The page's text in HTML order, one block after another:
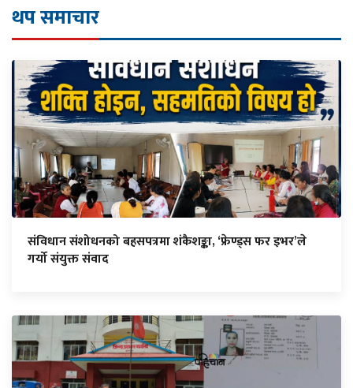
थप समाचार
संविधान संशोधनको बहसपत्रमा शंकैशङ्का, ‘फ्रेण्ड्स फर इभर’ले
गर्यो संयुक्त संवाद